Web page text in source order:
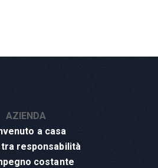
AZIENDA
a casa
responsabilità
costante